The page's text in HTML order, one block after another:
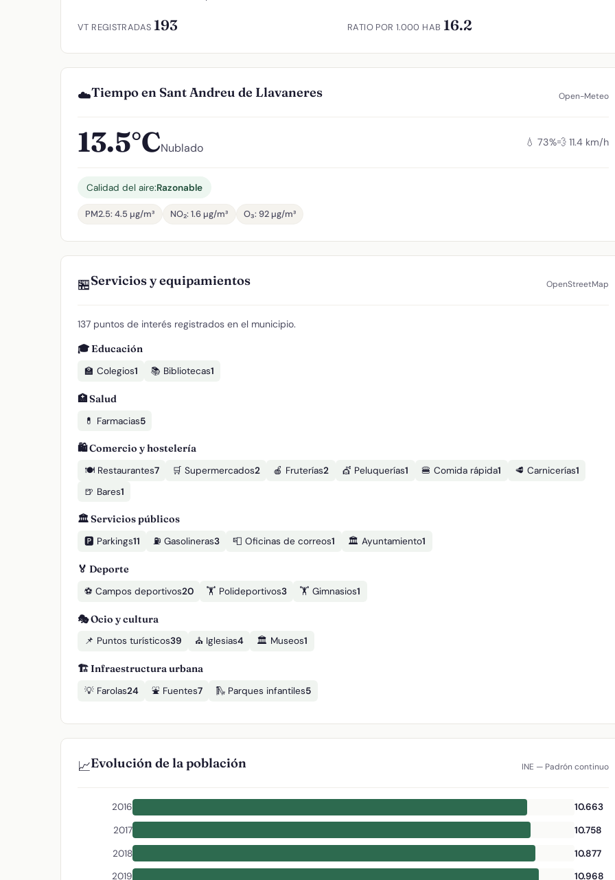
VT REGISTRADAS 193 RATIO POR 1.000 HAB 16.2
☁️Tiempo en Sant Andreu de Llavaneres Open-Meteo
13.5°CNublado 💧 73%💨 11.4 km/h
Calidad del aire:Razonable
PM2.5: 4.5 µg/m³ NO₂: 1.6 µg/m³ O₃: 92 µg/m³
🏪Servicios y equipamientos OpenStreetMap
137 puntos de interés registrados en el municipio.
🎓 Educación
🏫 Colegios1 📚 Bibliotecas1
🏥 Salud
💊 Farmacias5
🛍️ Comercio y hostelería
🍽️ Restaurantes7 🛒 Supermercados2 🍎 Fruterías2 💇 Peluquerías1 🍔 Comida rápida1 🥩 Carnicerías1
🍺 Bares1
🏛️ Servicios públicos
🅿️ Parkings11 ⛽ Gasolineras3 📮 Oficinas de correos1 🏛️ Ayuntamiento1
🏅 Deporte
⚽ Campos deportivos20 🏋️ Polideportivos3 🏋️ Gimnasios1
🎭 Ocio y cultura
📌 Puntos turísticos39 ⛪ Iglesias4 🏛️ Museos1
🏗️ Infraestructura urbana
💡 Farolas24 ⛲ Fuentes7 🛝 Parques infantiles5
📈Evolución de la población INE — Padrón continuo
2016
10.663
2017
10.758
2018
10.877
2019
10.968